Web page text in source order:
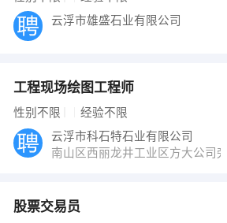
云浮市雄盛石业有限公司
工程现场绘图工程师
性别不限 经验不限
云浮市科石特石业有限公司
南山区西丽龙井工业区方大公司旁
股票交易员